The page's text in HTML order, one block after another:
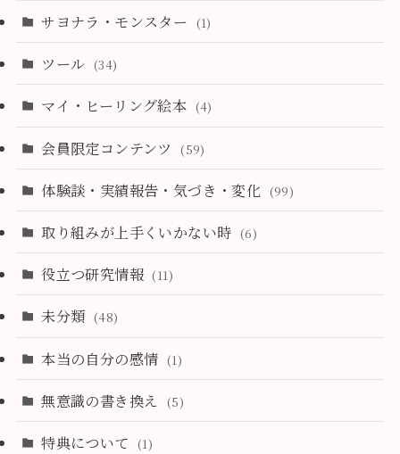
サヨナラ・モンスター (1)
ツール (34)
マイ・ヒーリング絵本 (4)
会員限定コンテンツ (59)
体験談・実績報告・気づき・変化 (99)
取り組みが上手くいかない時 (6)
役立つ研究情報 (11)
未分類 (48)
本当の自分の感情 (1)
無意識の書き換え (5)
特典について (1)